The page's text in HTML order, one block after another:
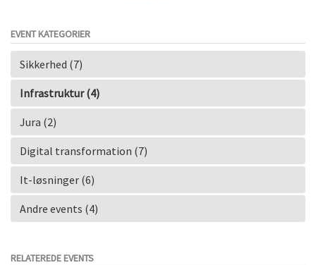
EVENT KATEGORIER
Sikkerhed (7)
Infrastruktur (4)
Jura (2)
Digital transformation (7)
It-løsninger (6)
Andre events (4)
RELATEREDE EVENTS